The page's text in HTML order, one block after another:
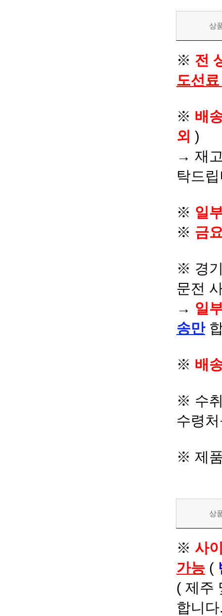
상
※ 전
도선
※ 배
외 )
→ 재
탁드
※ 일
※ 금
※ 경
문전
→ 일
송만
※ 배
※ 수
수령
※ 제
상
※ 사
가능 (
( 제주
합니